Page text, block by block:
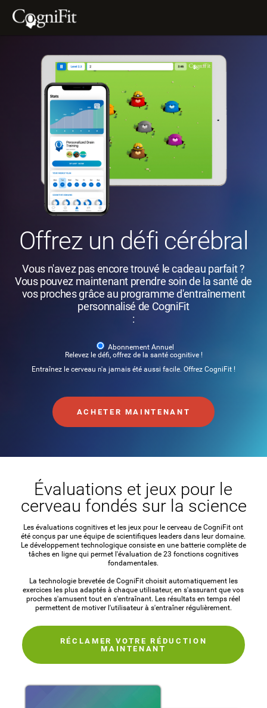
Offrez un défi cérébral
Vous n'avez pas encore trouvé le cadeau parfait ?
Vous pouvez maintenant prendre soin de la santé de
vos proches grâce au programme d'entraînement
personnalisé de CogniFit
:
Abonnement Annuel
Relevez le défi, offrez de la santé cognitive !
Entraînez le cerveau n'a jamais été aussi facile. Offrez CogniFit !
ACHETER MAINTENANT
Évaluations et jeux pour le
cerveau fondés sur la science
Les évaluations cognitives et les jeux pour le cerveau de CogniFit ont
été conçus par une équipe de scientifiques leaders dans leur domaine.
Le développement technologique consiste en une batterie complète de
tâches en ligne qui permet l'évaluation de 23 fonctions cognitives
fondamentales.
La technologie brevetée de CogniFit choisit automatiquement les
exercices les plus adaptés à chaque utilisateur, en s'assurant que vos
proches s'amusent tout en s'entraînant. Les résultats en temps réel
permettent de motiver l'utilisateur à s'entraîner régulièrement.
RÉCLAMER VOTRE RÉDUCTION
MAINTENANT